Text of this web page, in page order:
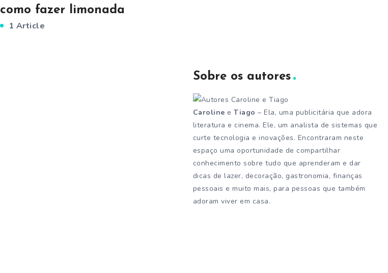
como fazer limonada
1 Article
Sobre os autores
Caroline eTiago – Ela, uma publicitária que adora
literatura e cinema. Ele, um analista de sistemas que
curte tecnologia e inovações. Encontraram neste
espaço uma oportunidade de compartilhar
conhecimento sobre tudo que aprenderam e dar
dicas de lazer, decoração, gastronomia, finanças
pessoais e muito mais, para pessoas que também
adoram viver em casa.